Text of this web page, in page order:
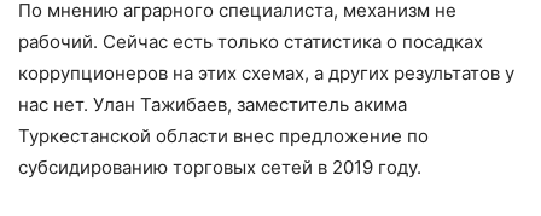
По мнению аграрного специалиста, механизм не
рабочий. Сейчас есть только статистика о посадках
коррупционеров на этих схемах, а других результатов у
нас нет. Улан Тажибаев, заместитель акима
Туркестанской области внес предложение по
субсидированию торговых сетей в 2019 году.